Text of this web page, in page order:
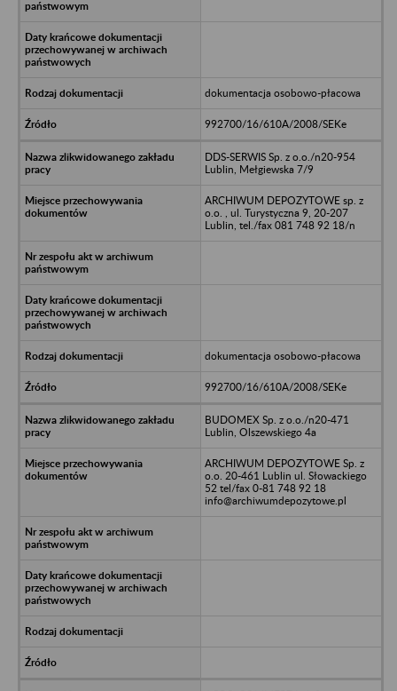
dokumentacja osobowo-płacowa
992700/16/610A/2008/SEKe
DDS-SERWIS Sp. z o.o./n20-954
Lublin, Mełgiewska 7/9
ARCHIWUM DEPOZYTOWE sp. z
o.o. , ul. Turystyczna 9, 20-207
Lublin, tel./fax 081 748 92 18/n
dokumentacja osobowo-płacowa
992700/16/610A/2008/SEKe
BUDOMEX Sp. z o.o./n20-471
Lublin, Olszewskiego 4a
ARCHIWUM DEPOZYTOWE Sp. z
o.o. 20-461 Lublin ul. Słowackiego
52 tel/fax 0-81 748 92 18
info@archiwumdepozytowe.pl